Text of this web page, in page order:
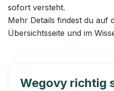
sofort versteht.
Mehr Details findest du auf
Übersichtsseite und im
Wegovy richtig